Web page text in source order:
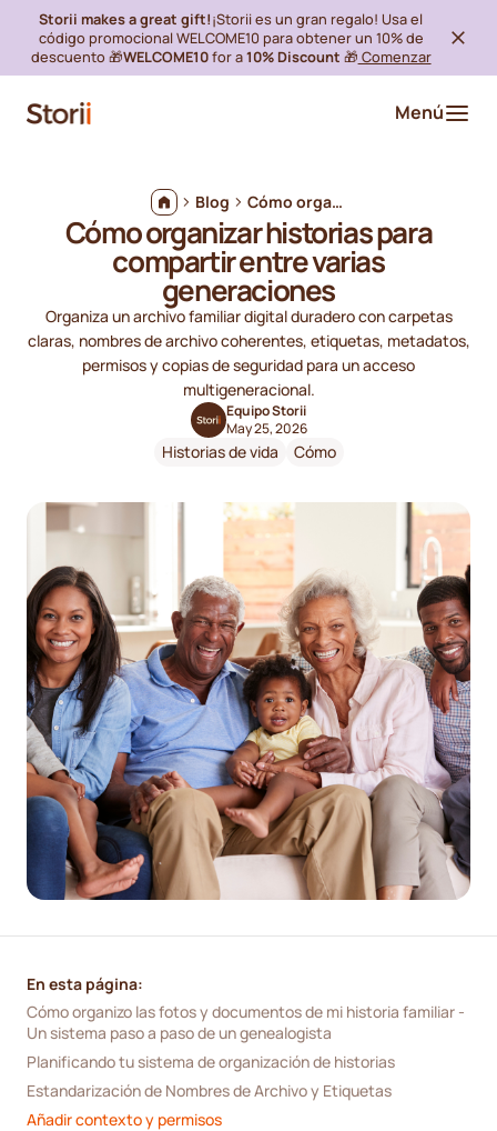
Storii makes a great gift!¡Storii es un gran regalo! Usa el
código promocional WELCOME10 para obtener un 10% de
descuento 🎁WELCOME10for a10% Discount 🎁 Comenzar
Menú
Blog Cómo organizar historias para compartir entre varias generaciones
Cómo organizar historias para
compartir entre varias
generaciones
Organiza un archivo familiar digital duradero con carpetas
claras, nombres de archivo coherentes, etiquetas, metadatos,
permisos y copias de seguridad para un acceso
multigeneracional.
Equipo Storii
May 25, 2026
Historias de vida Cómo
En esta página:
Cómo organizo las fotos y documentos de mi historia familiar -
Un sistema paso a paso de un genealogista
Planificando tu sistema de organización de historias
Estandarización de Nombres de Archivo y Etiquetas
Añadir contexto y permisos